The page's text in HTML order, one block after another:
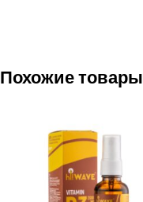
Похожие товары